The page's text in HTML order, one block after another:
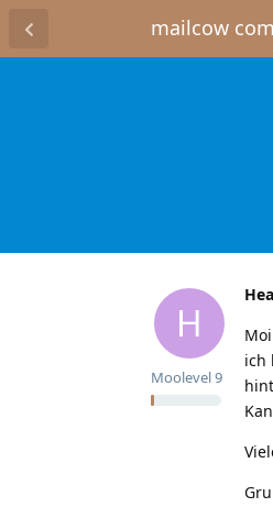
mailcow
H
Moolevel9
ich